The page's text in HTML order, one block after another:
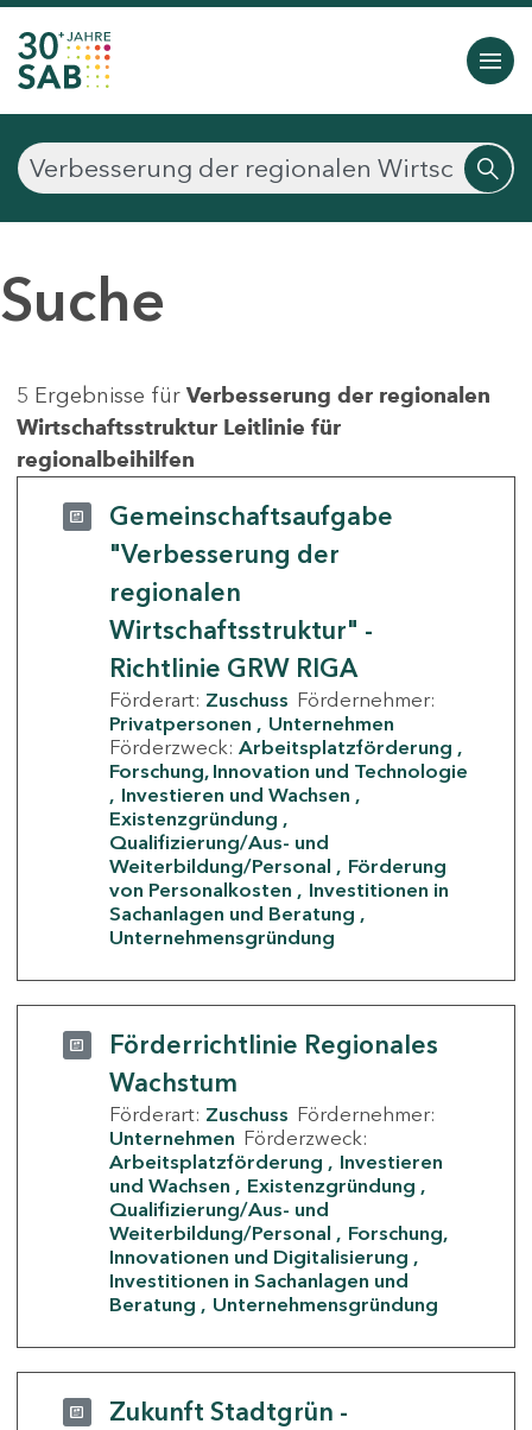
Suche
5 Ergebnisse für Verbesserung der regionalen
Wirtschaftsstruktur Leitlinie für
regionalbeihilfen
Gemeinschaftsaufgabe
"Verbesserung der
regionalen
Wirtschaftsstruktur" -
Richtlinie GRW RIGA
Förderart: Zuschuss Fördernehmer:
Privatpersonen
Unternehmen
Förderzweck: Arbeitsplatzförderung
Forschung, Innovation und Technologie
Investieren und Wachsen
Existenzgründung
Qualifizierung/Aus- und
Weiterbildung/Personal
Förderung
von Personalkosten
Investitionen in
Sachanlagen und Beratung
Unternehmensgründung
Förderrichtlinie Regionales
Wachstum
Förderart: Zuschuss Fördernehmer:
Unternehmen Förderzweck:
Arbeitsplatzförderung
Investieren
und Wachsen
Existenzgründung
Qualifizierung/Aus- und
Weiterbildung/Personal
Forschung,
Innovationen und Digitalisierung
Investitionen in Sachanlagen und
Beratung
Unternehmensgründung
Zukunft Stadtgrün -